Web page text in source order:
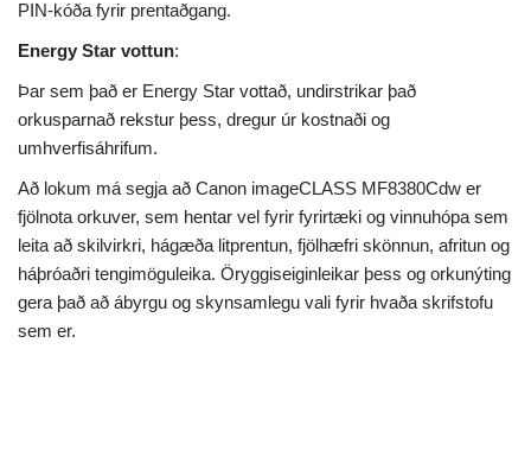
PIN-kóða fyrir prentaðgang.
Energy Star vottun:
Þar sem það er Energy Star vottað, undirstrikar það
orkusparnað rekstur þess, dregur úr kostnaði og
umhverfisáhrifum.
Að lokum má segja að Canon imageCLASS MF8380Cdw er
fjölnota orkuver, sem hentar vel fyrir fyrirtæki og vinnuhópa sem
leita að skilvirkri, hágæða litprentun, fjölhæfri skönnun, afritun og
háþróaðri tengimöguleika. Öryggiseiginleikar þess og orkunýting
gera það að ábyrgu og skynsamlegu vali fyrir hvaða skrifstofu
sem er.